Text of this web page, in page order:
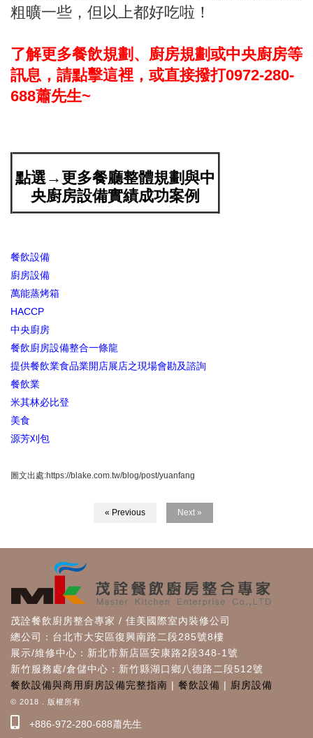
粗曠一些，但以上都好吃啦！
了解更多餐飲規劃、廚房規劃或中央廚房等
訊息，請點擊這裡，或直接撥打0972-280-
688蕭先生~
點選→更多餐廳整體規劃與中
央廚房設備實績成功案例
餐飲設備
廚房設備
萬能蒸烤箱
HACCP
中央廚房
餐飲廚房設備整合一條龍
提供餐飲業食品業開店展店之現場會勘及諮詢
餐飲業
米其林必比登
美食
源芳刈包
圖文出處:https://blake.com.tw/blog/post/yuanfang
« Previous Next »
茂詮餐飲廚房整合專家 / 佳美國際室內裝修公司
總公司：台北市大安區復興南路二段285號8樓
展示/維修中心：新北市新店區安康路2段348-1號
新竹服務處/倉儲中心：新竹縣湖口鄉八德路二段512號
餐飲設備與商用廚房設備完整指南 | 餐飲設備 | 廚房設備
© 2018 . 版權所有
+886-972-280-688蕭先生